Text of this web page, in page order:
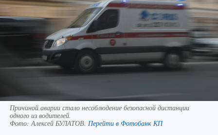
Причиной аварии стало несоблюдение безопасной дистанции
одного из водителей.
Фото: Алексей БУЛАТОВ. Перейти в Фотобанк КП